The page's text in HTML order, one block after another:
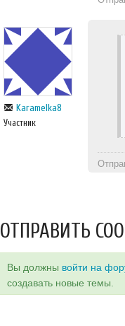
Karamelka8
Участник
ОТПРАВИТЬ
Вы должны войти на
создавать новые темы.